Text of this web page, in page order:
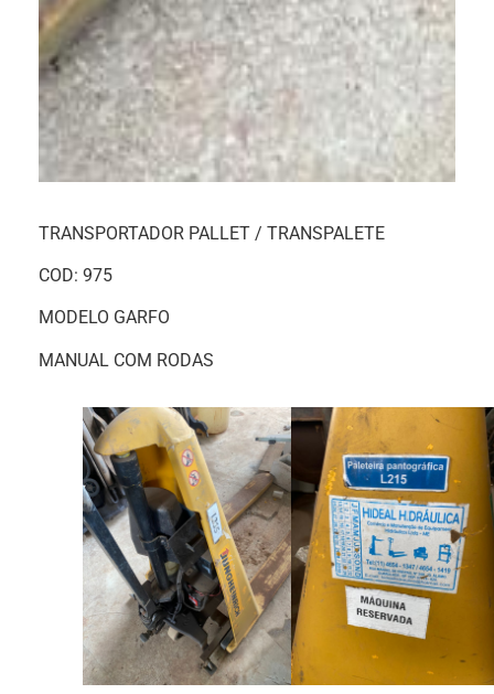
TRANSPORTADOR PALLET / TRANSPALETE
COD: 975
MODELO GARFO
MANUAL COM RODAS